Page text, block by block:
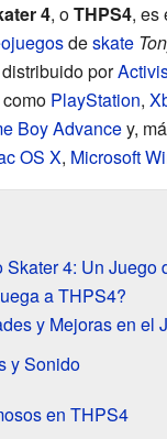
4, oTHPS4, es
deskate
por
PlayStation,
Boy Advancey,
OS X, Microsoft
4: Un Juego
a THPS4?
y Mejoras en el
y Sonido
en THPS4